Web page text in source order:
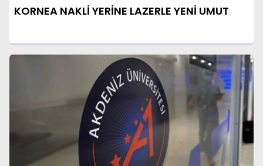
KORNEA NAKLİ YERİNE LAZERLE YENİ UMUT